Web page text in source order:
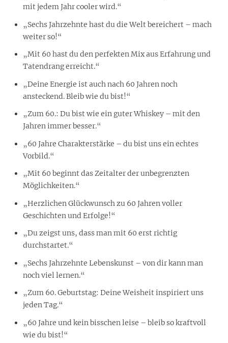
mit jedem Jahr cooler wird.“
„Sechs Jahrzehnte hast du die Welt bereichert – mach
weiter so!“
„Mit 60 hast du den perfekten Mix aus Erfahrung und
Tatendrang erreicht.“
„Deine Energie ist auch nach 60 Jahren noch
ansteckend. Bleib wie du bist!“
„Zum 60.: Du bist wie ein guter Whiskey – mit den
Jahren immer besser.“
„60 Jahre Charakterstärke – du bist uns ein echtes
Vorbild.“
„Mit 60 beginnt das Zeitalter der unbegrenzten
Möglichkeiten.“
„Herzlichen Glückwunsch zu 60 Jahren voller
Geschichten und Erfolge!“
„Du zeigst uns, dass man mit 60 erst richtig
durchstartet.“
„Sechs Jahrzehnte Lebenskunst – von dir kann man
noch viel lernen.“
„Zum 60. Geburtstag: Deine Weisheit inspiriert uns
jeden Tag.“
„60 Jahre und kein bisschen leise – bleib so kraftvoll
wie du bist!“